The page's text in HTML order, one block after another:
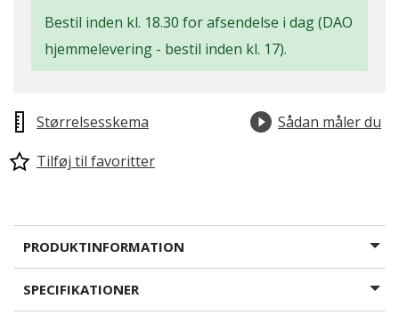
Bestil inden kl. 18.30 for afsendelse i dag (DAO
hjemmelevering - bestil inden kl. 17).
Størrelsesskema
Sådan måler du
Tilføj til favoritter
PRODUKTINFORMATION
SPECIFIKATIONER